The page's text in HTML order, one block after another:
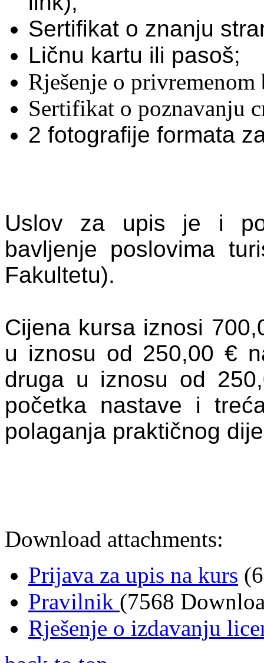
Sertifikat o znanju
Ličnu kartu ili pasoš;
Rješenje o privremenom
Sertifikat o poznavanju
2 fotografije formata
Uslov za upis je i
bavljenje poslovima
Fakultetu).
Cijena kursa iznosi
u iznosu od 250,00 €
druga u iznosu od
početka nastave i
polaganja praktičnog
Download attachments:
Prijava za upis na kurs
Pravilnik (7568
Rješenje o izdavanju